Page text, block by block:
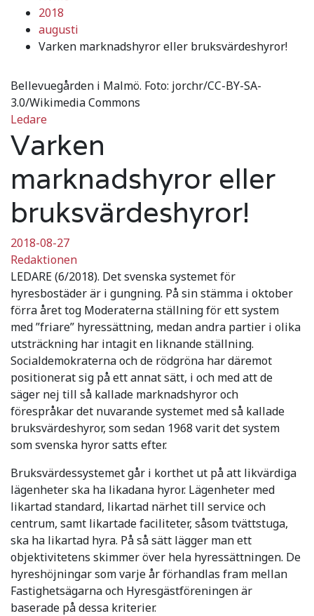
2018
augusti
Varken marknadshyror eller bruksvärdeshyror!
Bellevuegården i Malmö. Foto: jorchr/CC-BY-SA-
3.0/Wikimedia Commons
Ledare
Varken
marknadshyror eller
bruksvärdeshyror!
2018-08-27
Redaktionen
LEDARE (6/2018). Det svenska systemet för
hyresbostäder är i gungning. På sin stämma i oktober
förra året tog Moderaterna ställning för ett system
med ”friare” hyressättning, medan andra partier i olika
utsträckning har intagit en liknande ställning.
Socialdemokraterna och de rödgröna har däremot
positionerat sig på ett annat sätt, i och med att de
säger nej till så kallade marknadshyror och
förespråkar det nuvarande systemet med så kallade
bruksvärdeshyror, som sedan 1968 varit det system
som svenska hyror satts efter.
Bruksvärdessystemet går i korthet ut på att likvärdiga
lägenheter ska ha likadana hyror. Lägenheter med
likartad standard, likartad närhet till service och
centrum, samt likartade faciliteter, såsom tvättstuga,
ska ha likartad hyra. På så sätt lägger man ett
objektivitetens skimmer över hela hyressättningen. De
hyreshöjningar som varje år förhandlas fram mellan
Fastighetsägarna och Hyresgästföreningen är
baserade på dessa kriterier.